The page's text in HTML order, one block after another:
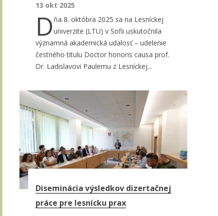
13 okt 2025
D ňa 8. októbra 2025 sa na Lesníckej
univerzite (LTU) v Sofii uskutočnila
významná akademická udalosť – udelenie
čestného titulu Doctor honoris causa prof.
Dr. Ladislavovi Paulemu z Lesníckej...
Diseminácia výsledkov dizertačnej
práce pre lesnícku prax